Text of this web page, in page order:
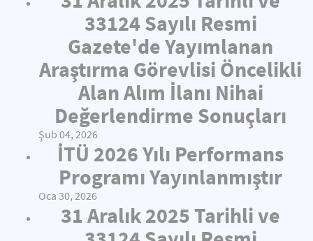
33124 Sayılı Resmi
Gazete'de Yayımlanan
Araştırma Görevlisi Öncelikli
Alan Alım İlanı Nihai
Değerlendirme Sonuçları
Şub 04, 2026
İTÜ 2026 Yılı Performans
Programı Yayınlanmıştır
Oca 30, 2026
31 Aralık 2025 Tarihli ve